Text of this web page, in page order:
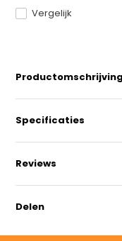
Vergelijk
Productomschrijving
Specificaties
Reviews
Delen